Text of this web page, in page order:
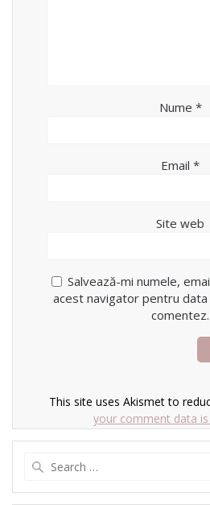
Nume *
Email *
Site web
Salvează-mi numele,
acest navigator pentru
comentez.
This site uses Akismet to
your comment data is